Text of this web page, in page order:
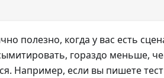
полезно, когда у вас есть
гораздо меньше,
Например, если вы пишете